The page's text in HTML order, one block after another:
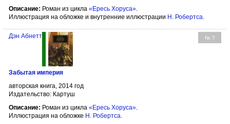
Описание: Роман из цикла «Ересь Хоруса».
Иллюстрация на обложке и внутренние иллюстрации Н. Робертса.
№ 7
Дэн Абнетт
Забытая империя
авторская книга, 2014 год
Издательство: Картуш
Описание: Роман из цикла «Ересь Хоруса».
Иллюстрация на обложке Н. Робертса.